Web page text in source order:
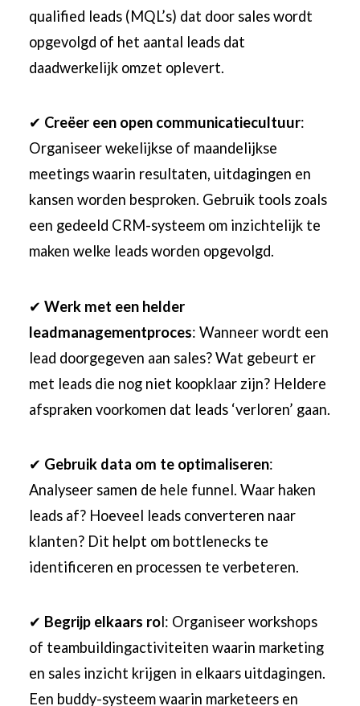
qualified leads (MQL’s) dat door sales wordt
opgevolgd of het aantal leads dat
daadwerkelijk omzet oplevert.
✔ Creëer een open communicatiecultuur:
Organiseer wekelijkse of maandelijkse
meetings waarin resultaten, uitdagingen en
kansen worden besproken. Gebruik tools zoals
een gedeeld CRM-systeem om inzichtelijk te
maken welke leads worden opgevolgd.
✔Werk met een helder
leadmanagementproces: Wanneer wordt een
lead doorgegeven aan sales? Wat gebeurt er
met leads die nog niet koopklaar zijn? Heldere
afspraken voorkomen dat leads ‘verloren’ gaan.
✔ Gebruik data om te optimaliseren:
Analyseer samen de hele funnel. Waar haken
leads af? Hoeveel leads converteren naar
klanten? Dit helpt om bottlenecks te
identificeren en processen te verbeteren.
✔ Begrijp elkaars rol: Organiseer workshops
of teambuildingactiviteiten waarin marketing
en sales inzicht krijgen in elkaars uitdagingen.
Een buddy-systeem waarin marketeers en